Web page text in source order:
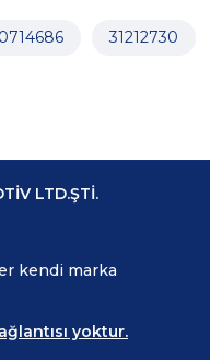
31212730
LTD.ŞTİ.
kendi marka
yoktur.